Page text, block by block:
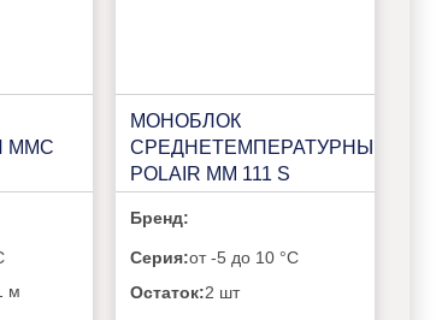
ММС
м​
МОНОБЛОК
СРЕДНЕТЕМПЕРАТУРНЫЙ
POLAIR MM 111 S
Бренд:
Серия:от -5 до 10 °C
Остаток:2 шт